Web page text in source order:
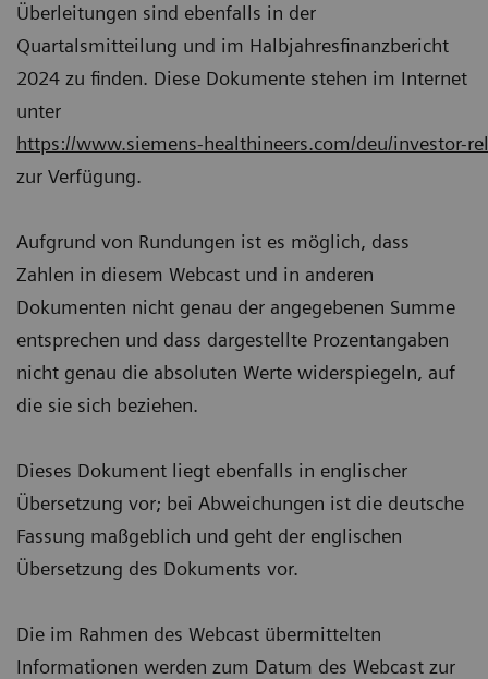
Überleitungen sind ebenfalls in der
Quartalsmitteilung und im Halbjahresfinanzbericht
2024 zu finden. Diese Dokumente stehen im Internet
unter
https://www.siemens-healthineers.com/deu/investor-
zur Verfügung.
Aufgrund von Rundungen ist es möglich, dass
Zahlen in diesem Webcast und in anderen
Dokumenten nicht genau der angegebenen Summe
entsprechen und dass dargestellte Prozentangaben
nicht genau die absoluten Werte widerspiegeln, auf
die sie sich beziehen.
Dieses Dokument liegt ebenfalls in englischer
Übersetzung vor; bei Abweichungen ist die deutsche
Fassung maßgeblich und geht der englischen
Übersetzung des Dokuments vor.
Die im Rahmen des Webcast übermittelten
Informationen werden zum Datum des Webcast zur